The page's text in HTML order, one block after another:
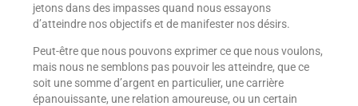
jetons dans des impasses quand nous essayons
d’atteindre nos objectifs et de manifester nos désirs.
Peut-être que nous pouvons exprimer ce que nous voulons,
mais nous ne semblons pas pouvoir les atteindre, que ce
soit une somme d’argent en particulier, une carrière
épanouissante, une relation amoureuse, ou un certain